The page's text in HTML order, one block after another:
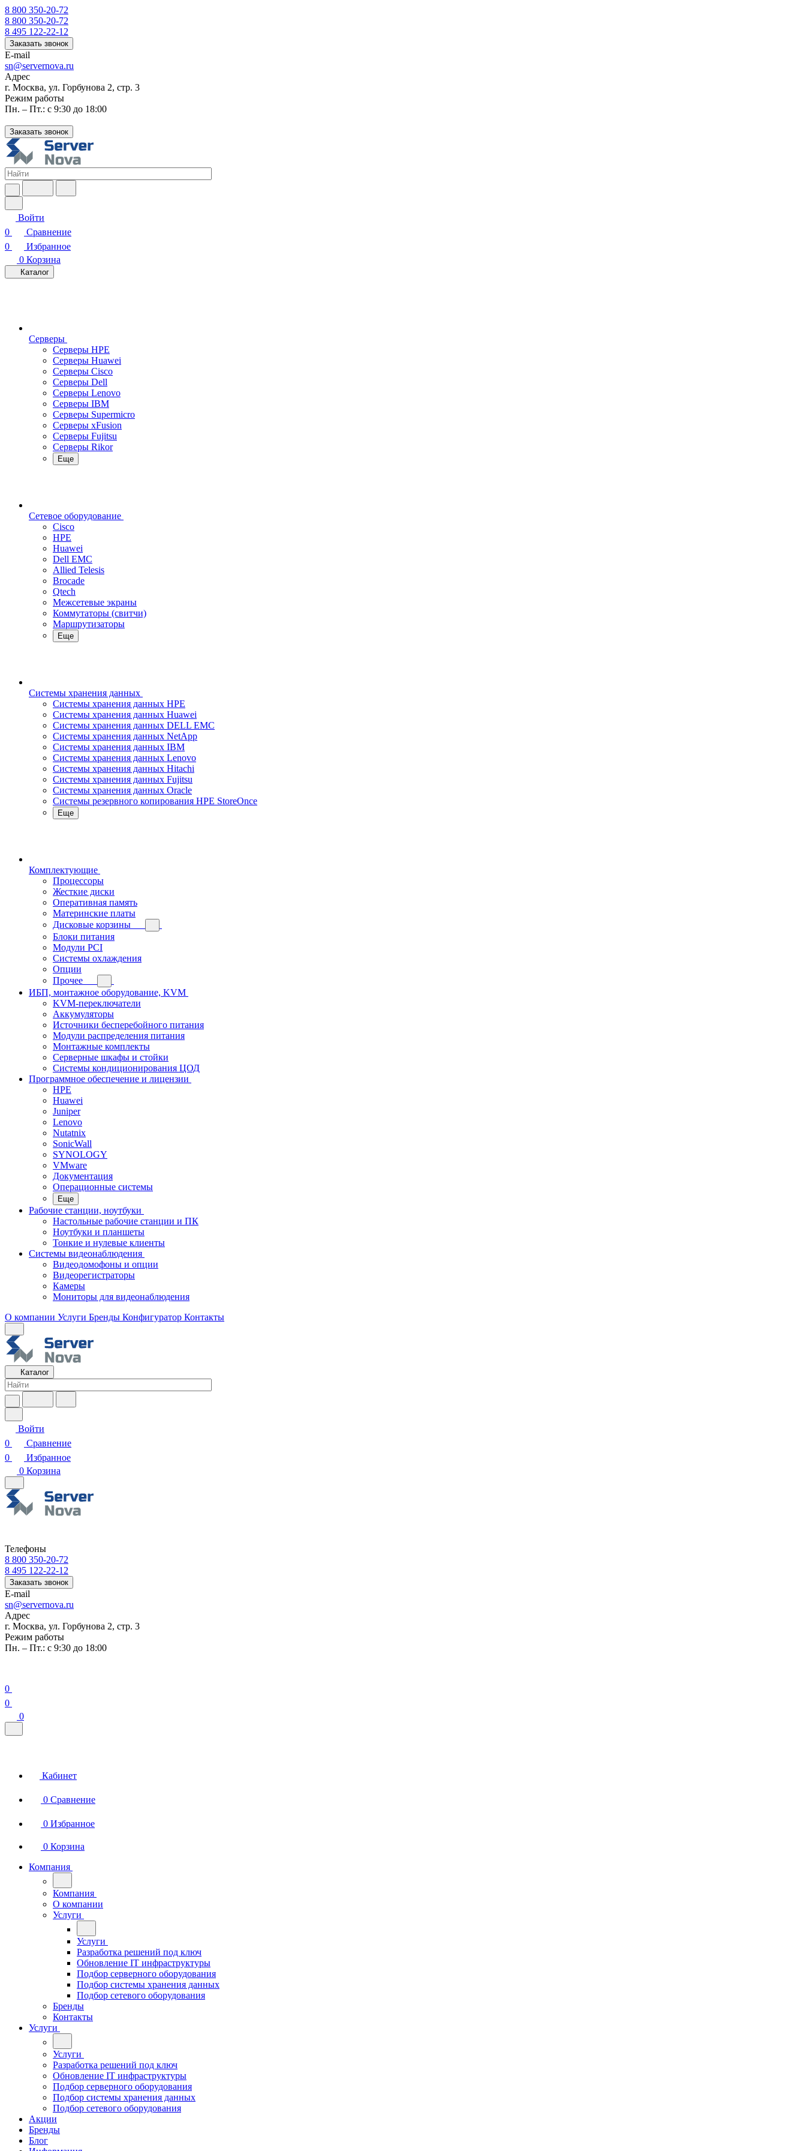
8 800 350-20-72
8 800 350-20-72
8 495 122-22-12
Заказать звонок
E-mail
sn@servernova.ru
Адрес
г. Москва, ул. Горбунова 2, стр. 3
Режим работы
Пн. – Пт.: с 9:30 до 18:00
Заказать звонок
Войти
0
Сравнение
0
Избранное
0 Корзина
Каталог
Серверы
Серверы HPE
Серверы Huawei
Серверы Cisco
Серверы Dell
Серверы Lenovo
Серверы IBM
Серверы Supermicro
Серверы xFusion
Серверы Fujitsu
Серверы Rikor
Еще
Сетевое оборудование
Cisco
HPE
Huawei
Dell EMC
Allied Telesis
Brocade
Qtech
Межсетевые экраны
Коммутаторы (свитчи)
Маршрутизаторы
Еще
Системы хранения данных
Системы хранения данных HPE
Системы хранения данных Huawei
Системы хранения данных DELL EMC
Cистемы хранения данных NetApp
Системы хранения данных IBM
Системы хранения данных Lenovo
Системы хранения данных Hitachi
Системы хранения данных Fujitsu
Системы хранения данных Oracle
Системы резервного копирования HPE StoreOnce
Еще
Комплектующие
Процессоры
Жесткие диски
Оперативная память
Материнские платы
Дисковые корзины
Блоки питания
Модули PCI
Системы охлаждения
Опции
Прочее
ИБП, монтажное оборудование, KVM
KVM-переключатели
Аккумуляторы
Источники бесперебойного питания
Модули распределения питания
Монтажные комплекты
Серверные шкафы и стойки
Системы кондиционирования ЦОД
Программное обеспечение и лицензии
HPE
Huawei
Juniper
Lenovo
Nutatnix
SonicWall
SYNOLOGY
VMware
Документация
Операционные системы
Еще
Рабочие станции, ноутбуки
Настольные рабочие станции и ПК
Ноутбуки и планшеты
Тонкие и нулевые клиенты
Системы видеонаблюдения
Видеодомофоны и опции
Видеорегистраторы
Камеры
Мониторы для видеонаблюдения
О компании Услуги Бренды Конфигуратор Контакты
Каталог
Войти
0
Сравнение
0
Избранное
0 Корзина
Телефоны
8 800 350-20-72
8 495 122-22-12
Заказать звонок
E-mail
sn@servernova.ru
Адрес
г. Москва, ул. Горбунова 2, стр. 3
Режим работы
Пн. – Пт.: с 9:30 до 18:00
0
0
0
Кабинет
0 Сравнение
0 Избранное
0 Корзина
Компания
Компания
О компании
Услуги
Услуги
Разработка решений под ключ
Обновление IT инфраструктуры
Подбор серверного оборудования
Подбор системы хранения данных
Подбор сетевого оборудования
Бренды
Контакты
Услуги
Услуги
Разработка решений под ключ
Обновление IT инфраструктуры
Подбор серверного оборудования
Подбор системы хранения данных
Подбор сетевого оборудования
Акции
Бренды
Блог